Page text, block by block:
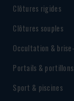
Clôtures rigides
Clôtures souples
Occultation &
Portails & portillons
Sport & piscines